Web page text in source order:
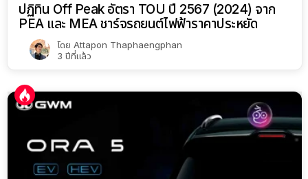
ปฏิทิน Off Peak อัตรา TOU ปี 2567 (2024) จาก
PEA และ MEA ชาร์จรถยนต์ไฟฟ้าราคาประหยัด
โดย Attapon Thaphaengphan
3 ปีที่แล้ว